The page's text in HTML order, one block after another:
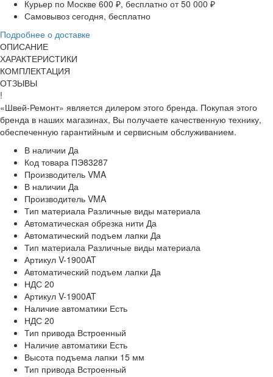
Курьер по Москве 600 ₽, бесплатно от 50 000 ₽
Самовывоз сегодня, бесплатно
Подробнее о доставке
ОПИСАНИЕ
ХАРАКТЕРИСТИКИ
КОМПЛЕКТАЦИЯ
ОТЗЫВЫ
!
«Швей-Ремонт» является дилером этого бренда. Покупая этого
бренда в наших магазинах, Вы получаете качественную технику,
обеспеченную гарантийным и сервисным обслуживанием.
В наличии Да
Код товара ПЭ83287
Производитель VMA
В наличии Да
Производитель VMA
Тип материала Различные виды материала
Автоматическая обрезка нити Да
Автоматический подъем лапки Да
Тип материала Различные виды материала
Артикул V-1900AT
Автоматический подъем лапки Да
НДС 20
Артикул V-1900AT
Наличие автоматики Есть
НДС 20
Тип привода Встроенный
Наличие автоматики Есть
Высота подъема лапки 15 мм
Тип привода Встроенный